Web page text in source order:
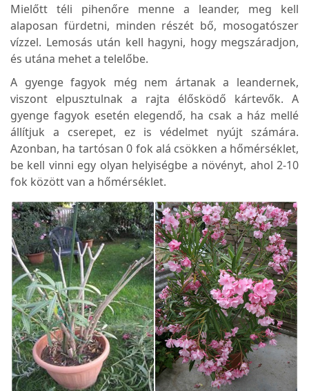
Mielőtt téli pihenőre menne a leander, meg kell
alaposan fürdetni, minden részét bő, mosogatószer
vízzel. Lemosás után kell hagyni, hogy megszáradjon,
és utána mehet a telelőbe.
A gyenge fagyok még nem ártanak a leandernek,
viszont elpusztulnak a rajta élősködő kártevők. A
gyenge fagyok esetén elegendő, ha csak a ház mellé
állítjuk a cserepet, ez is védelmet nyújt számára.
Azonban, ha tartósan 0 fok alá csökken a hőmérséklet,
be kell vinni egy olyan helyiségbe a növényt, ahol 2-10
fok között van a hőmérséklet.